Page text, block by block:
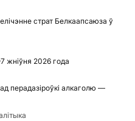
страт Белкаапсаюза ў
жніўня 2026 года
перадазіроўкі алкаголю —